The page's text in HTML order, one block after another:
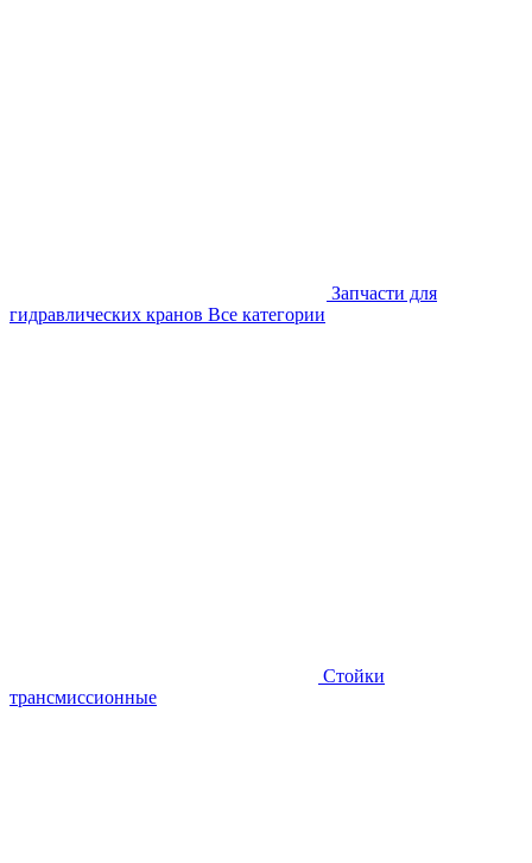
Запчасти для
гидравлических кранов Все категории
Стойки
трансмиссионные